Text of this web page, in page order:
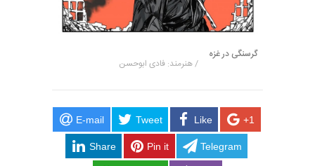
گرسنگی در غزه
/ هنرمند: فادی ابوحسن
E-mail Tweet Like +1
Share Pin it Telegram